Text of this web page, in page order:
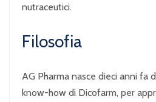
nutraceutici.
Filosofia
AG Pharma nasce dieci anni fa
know-how di Dicofarm, per